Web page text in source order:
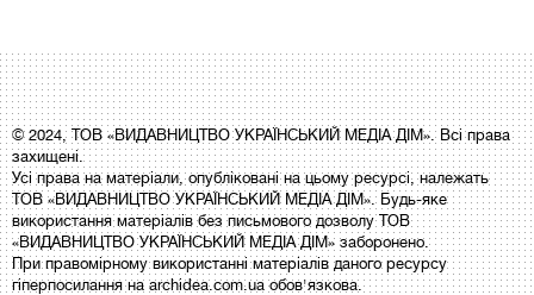
© 2024, ТОВ «ВИДАВНИЦТВО УКРАЇНСЬКИЙ МЕДІА ДІМ». Всі права
захищені.
Усі права на матеріали, опубліковані на цьому ресурсі, належать
ТОВ «ВИДАВНИЦТВО УКРАЇНСЬКИЙ МЕДІА ДІМ». Будь-яке
використання матеріалів без письмового дозволу ТОВ
«ВИДАВНИЦТВО УКРАЇНСЬКИЙ МЕДІА ДІМ» заборонено.
При правомірному використанні матеріалів даного ресурсу
гіперпосилання на archidea.com.ua обов'язкова.